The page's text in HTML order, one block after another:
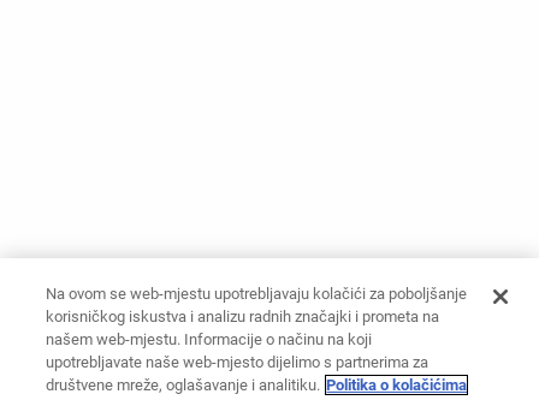
Na ovom se web-mjestu upotrebljavaju kolačići za poboljšanje
korisničkog iskustva i analizu radnih značajki i prometa na
našem web-mjestu. Informacije o načinu na koji
upotrebljavate naše web-mjesto dijelimo s partnerima za
društvene mreže, oglašavanje i analitiku. Politika o kolačićima